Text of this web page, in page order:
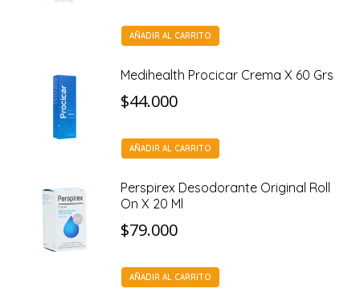
AÑADIR AL CARRITO
Medihealth Procicar Crema X 60 Grs
$44.000
AÑADIR AL CARRITO
Perspirex Desodorante Original Roll
On X 20 Ml
$79.000
AÑADIR AL CARRITO